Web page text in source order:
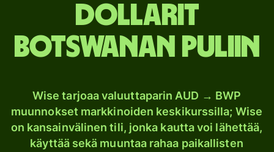
dollarit
Botswanan puliin
Wise tarjoaa valuuttaparin AUD → BWP
muunnokset markkinoiden keskikurssilla; Wise
on kansainvälinen tili, jonka kautta voi lähettää,
käyttää sekä muuntaa rahaa paikallisten